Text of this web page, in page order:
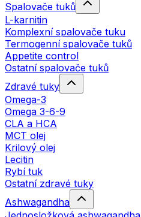
Spalovače tuků
L-karnitin
Komplexní spalovače tuku
Termogenní spalovače tuků
Appetite control
Ostatní spalovače tuků
Zdravé tuky
Omega-3
Omega 3-6-9
CLA a HCA
MCT olej
Krilový olej
Lecitin
Rybí tuk
Ostatní zdravé tuky
Ashwagandha